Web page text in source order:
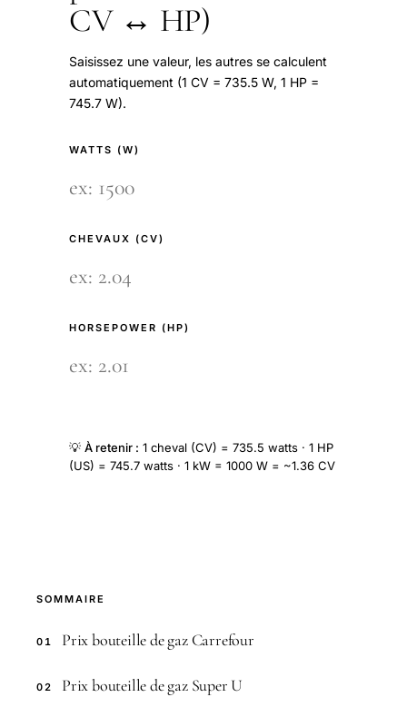
CV ↔ HP)
Saisissez une valeur, les autres se calculent
automatiquement (1 CV = 735.5 W, 1 HP =
745.7 W).
WATTS (W)
CHEVAUX (CV)
HORSEPOWER (HP)
💡 À retenir : 1 cheval (CV) = 735.5 watts · 1 HP
(US) = 745.7 watts · 1 kW = 1000 W = ~1.36 CV
SOMMAIRE
01 Prix bouteille de gaz Carrefour
02 Prix bouteille de gaz Super U